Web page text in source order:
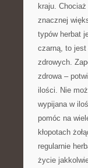
kraju.
znacznej
typów herbat
czarną, to
zdrowych.
zdrowa –
ilości. Nie
wypijana w
pomóc na
kłopotach
regularnie
życie